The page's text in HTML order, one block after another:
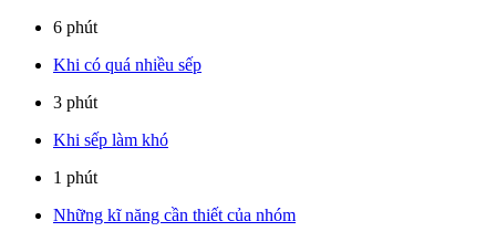
6 phút
Khi có quá nhiều sếp
3 phút
Khi sếp làm khó
1 phút
Những kĩ năng cần thiết của nhóm